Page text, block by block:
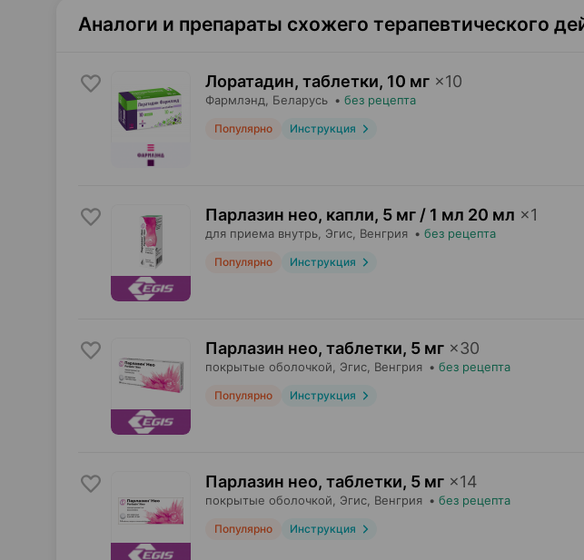
Аналоги и препараты схожего терапевтического
Лоратадин, таблетки, 10 мг ×10
Фармлэнд , Беларусь • без рецепта
Популярно Инструкция
Парлазин нео, капли, 5 мг / 1 мл 20 мл ×1
для приема внутрь, Эгис , Венгрия • без рецепта
Популярно Инструкция
Парлазин нео, таблетки, 5 мг ×30
покрытые оболочкой, Эгис , Венгрия • без рецепта
Популярно Инструкция
Парлазин нео, таблетки, 5 мг ×14
покрытые оболочкой, Эгис , Венгрия • без рецепта
Популярно Инструкция